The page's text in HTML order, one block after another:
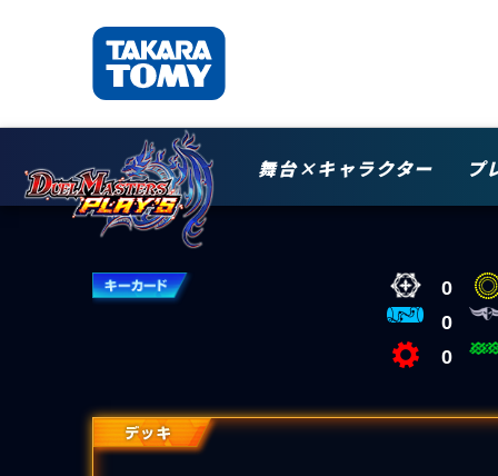
舞台×キャラクター プ
0
0
0